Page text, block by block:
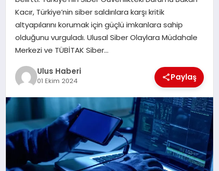
SPOR
Kacır, Türkiye’nin siber saldırılara karşı kritik
altyapılarını korumak için güçlü imkanlara sahip
olduğunu vurguladı. Ulusal Siber Olaylara Müdahale
Merkezi ve TÜBİTAK Siber…
Ulus Haberi
01 Ekim 2024 Paylaş